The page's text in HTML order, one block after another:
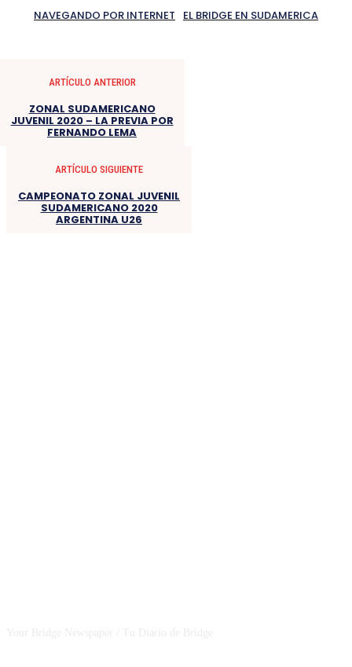
NAVEGANDO POR INTERNET
EL BRIDGE EN SUDAMERICA
ARTÍCULO ANTERIOR
ZONAL SUDAMERICANO
JUVENIL 2020 – LA PREVIA POR
FERNANDO LEMA
ARTÍCULO SIGUIENTE
CAMPEONATO ZONAL JUVENIL
SUDAMERICANO 2020
ARGENTINA U26